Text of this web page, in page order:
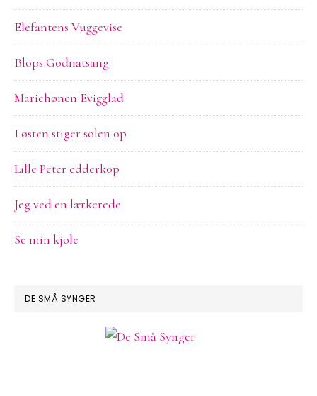
Elefantens Vuggevise
Blops Godnatsang
Mariehønen Evigglad
I østen stiger solen op
Lille Peter edderkop
Jeg ved en lærkerede
Se min kjole
DE SMÅ SYNGER